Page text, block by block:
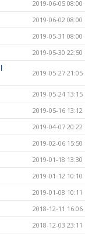
2019-06-05 08:00
2019-06-02 08:00
2019-05-31 08:00
2019-05-30 22:50
2019-05-27 21:05
2019-05-24 13:15
2019-05-16 13:12
2019-04-07 20:22
2019-02-06 15:50
2019-01-18 13:30
2019-01-12 10:10
2019-01-08 10:11
2018-12-11 16:06
2018-12-03 23:11